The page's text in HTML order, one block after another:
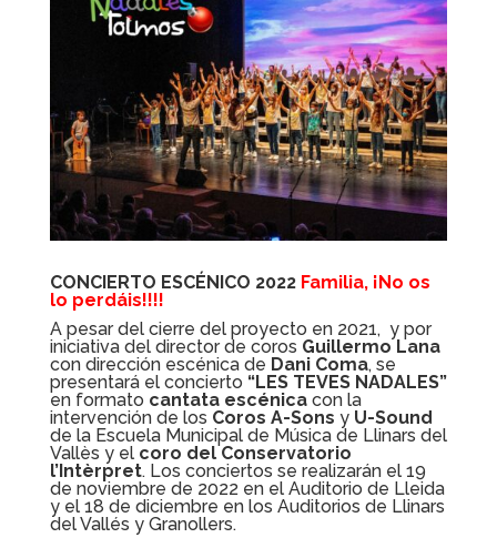
CONCIERTO ESCÉNICO 2022 Familia, ¡No os
lo perdáis!!!!
A pesar del cierre del proyecto en 2021, y por
iniciativa del director de coros Guillermo Lana
con dirección escénica de Dani Coma, se
presentará el concierto “LES TEVES NADALES”
en formato cantata escénicacon la
intervención de los Coros A-Sons y U-Sound
de la Escuela Municipal de Música de Llinars del
Vallès y el coro del Conservatorio
l’Intèrpret. Los conciertos se realizarán el 19
de noviembre de 2022 en el Auditorio de Lleida
y el 18 de diciembre en los Auditorios de Llinars
del Vallés y Granollers.